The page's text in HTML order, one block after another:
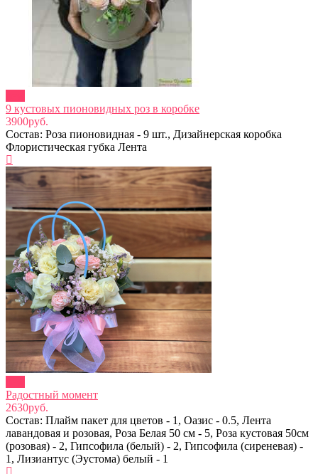
9 кустовых пионовидных роз в коробке
3900руб.
Состав: Роза пионовидная - 9 шт., Дизайнерская коробка
Флористическая губка Лента
Радостный момент
2630руб.
Состав: Плайм пакет для цветов - 1, Оазис - 0.5, Лента
лавандовая и розовая, Роза Белая 50 см - 5, Роза кустовая 50см
(розовая) - 2, Гипсофила (белый) - 2, Гипсофила (сиреневая) -
1, Лизиантус (Эустома) белый - 1